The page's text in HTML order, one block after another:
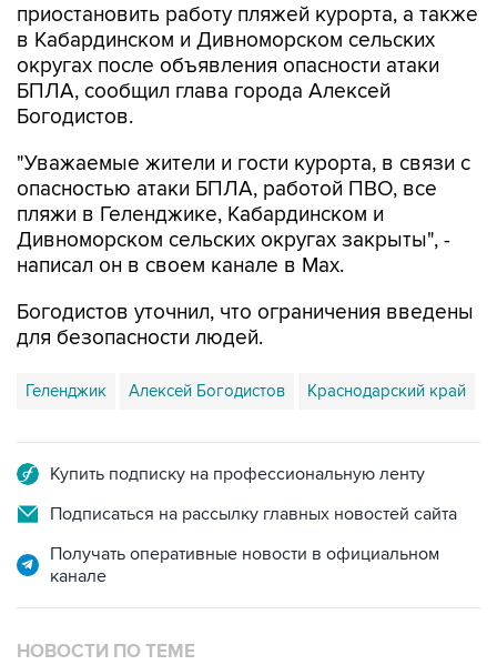
приостановить работу пляжей курорта, а также
в Кабардинском и Дивноморском сельских
округах после объявления опасности атаки
БПЛА, сообщил глава города Алексей
Богодистов.
"Уважаемые жители и гости курорта, в связи с
опасностью атаки БПЛА, работой ПВО, все
пляжи в Геленджике, Кабардинском и
Дивноморском сельских округах закрыты", -
написал он в своем канале в Max.
Богодистов уточнил, что ограничения введены
для безопасности людей.
Геленджик Алексей Богодистов Краснодарский край
Купить подписку на профессиональную ленту
Подписаться на рассылку главных новостей сайта
Получать оперативные новости в официальном
канале
НОВОСТИ ПО ТЕМЕ